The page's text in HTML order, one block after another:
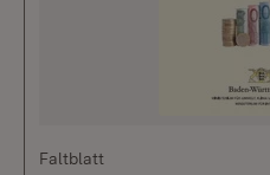
Faltblatt